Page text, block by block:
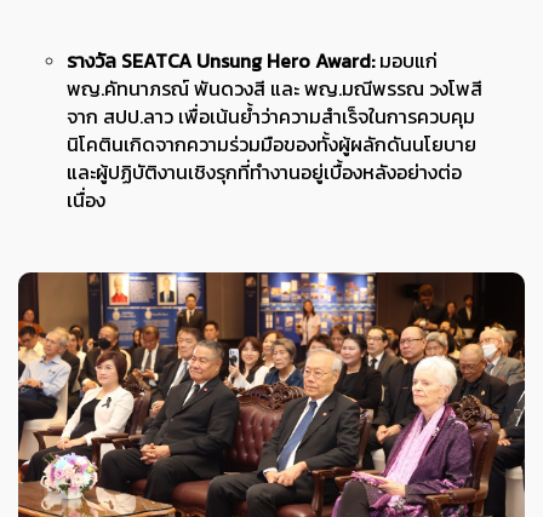
รางวัล SEATCA Unsung Hero Award:มอบแก่
พญ.คัทนาภรณ์ พันดวงสี และ พญ.มณีพรรณ วงโพสี
จาก สปป.ลาว เพื่อเน้นย้ำว่าความสำเร็จในการควบคุม
นิโคตินเกิดจากความร่วมมือของทั้งผู้ผลักดันนโยบาย
และผู้ปฏิบัติงานเชิงรุกที่ทำงานอยู่เบื้องหลังอย่างต่อ
เนื่อง